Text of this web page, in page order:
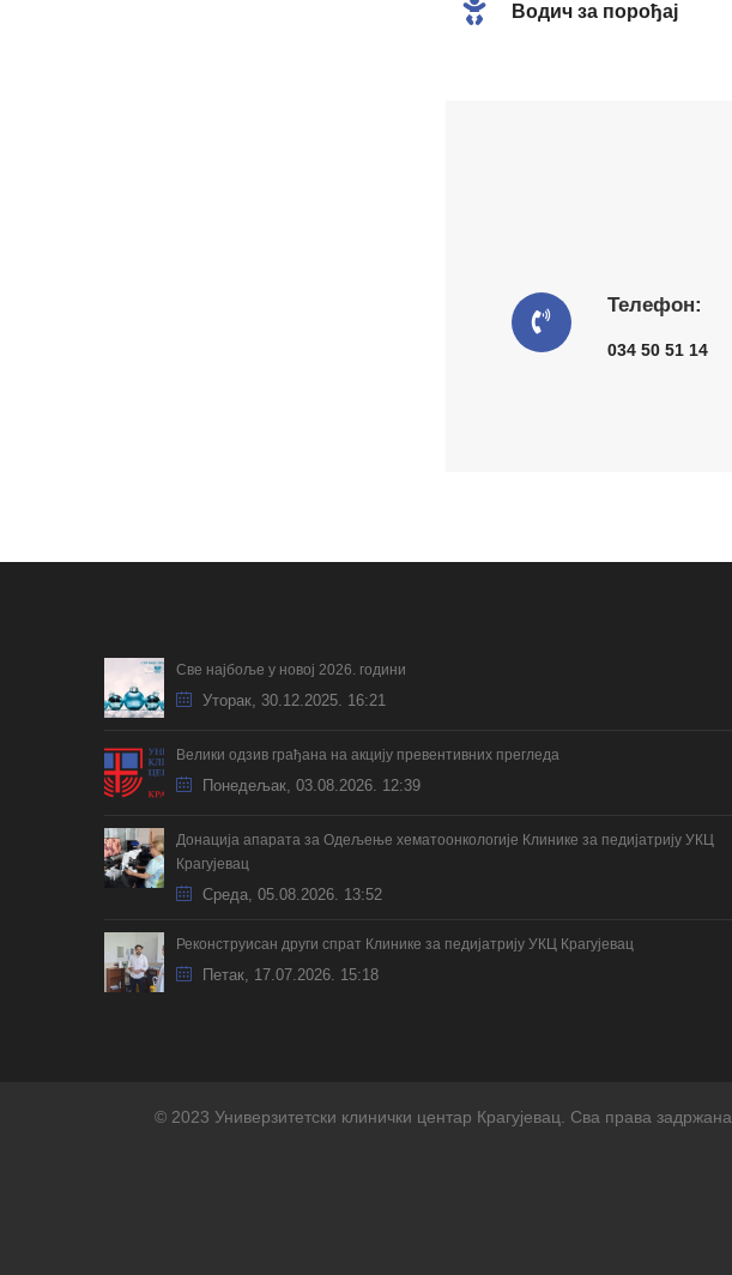
Водич за порођај
Телефон:
034 50 51 14
Све најбоље у новој 2026. години
Уторак, 30.12.2025. 16:21
Велики одзив грађана на акцију превентивних прегледа
Понедељак, 03.08.2026. 12:39
Донација апарата за Одељење хематоонкологије Клинике за педијатрију УКЦ
Крагујевац
Cреда, 05.08.2026. 13:52
Реконструисан други спрат Клинике за педијатрију УКЦ Крагујевац
Петак, 17.07.2026. 15:18
© 2023 Универзитетски клинички центар Крагујевац. Сва права задржана.